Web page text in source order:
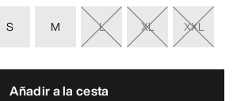
S M L XL
XXL
Añadir a la cesta